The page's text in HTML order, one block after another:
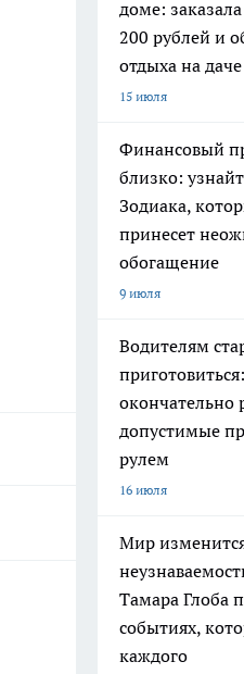
доме:
200 рублей и
отдыха на даче
15 июля
Финансовый
близко:
Зодиака,
принесет
обогащение
9 июля
Водителям
окончательно
допустимые
рулем
16 июля
Мир
Тамара Глоба
событиях,
каждого